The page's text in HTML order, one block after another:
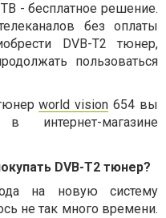
- бесплатное решение.
без оплаты
DVB-T2 тюнер,
пользоваться
world vision 654 вы
магазине
DVB-T2 тюнер?
на новую систему
не так много времени.